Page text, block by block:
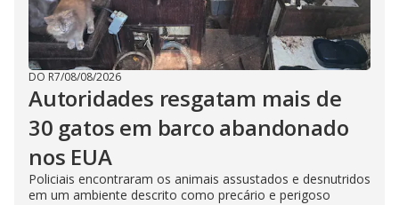
DO R7/08/08/2026
Autoridades resgatam mais de
30 gatos em barco abandonado
nos EUA
Policiais encontraram os animais assustados e desnutridos
em um ambiente descrito como precário e perigoso